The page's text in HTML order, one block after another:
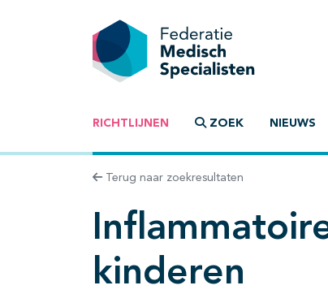
RICHTLIJNEN ZOEK NIEUWS
Terug naar zoekresultaten
kinderen